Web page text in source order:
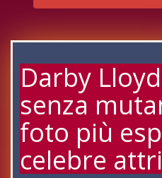
Darby
senza
foto più
celebre